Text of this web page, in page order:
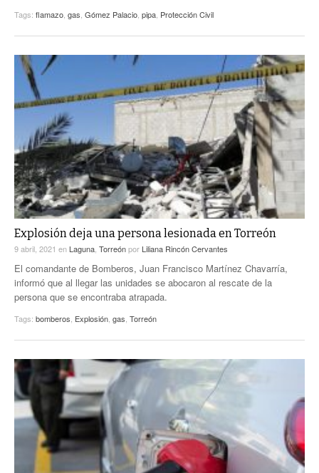
Tags: flamazo gas Gómez Palacio pipa Protección Civil
Explosión deja una persona lesionada en Torreón
9 abril, 2021 en Laguna, Torreónpor Liliana Rincón Cervantes
El comandante de Bomberos, Juan Francisco Martínez Chavarría,
informó que al llegar las unidades se abocaron al rescate de la
persona que se encontraba atrapada.
Tags: bomberos, Explosión, gas, Torreón